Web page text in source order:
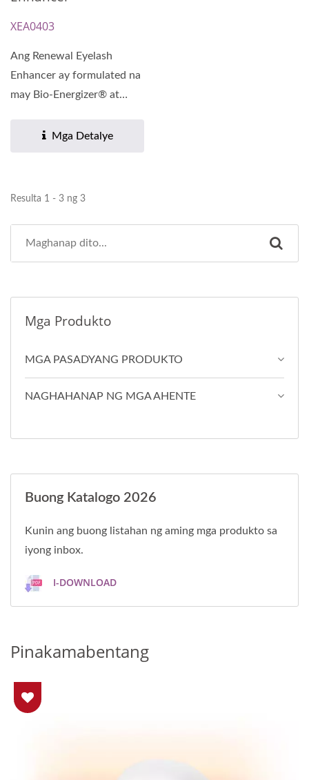
XEA0403
Ang Renewal Eyelash
Enhancer ay formulated na
may Bio-Energizer® at
makatulong...Mga Detalye
Resulta 1 - 3 ng 3
Mga Produkto
MGA PASADYANG PRODUKTO
NAGHAHANAP NG MGA AHENTE
Buong Katalogo 2026
Kunin ang buong listahan ng aming mga produkto sa
iyong inbox.
I-DOWNLOAD
Pinakamabentang